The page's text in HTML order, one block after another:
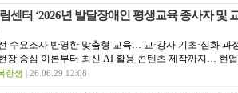
센터 ‘2026년 발달장애인 평생교육 종사자 및
수요조사 반영한 맞춤형 교육… 교·강사 기초·심화 과
장 중심 이론부터 최신 AI 활용 콘텐츠 제작까지… 현
한샘 | 26.06.29 12:08